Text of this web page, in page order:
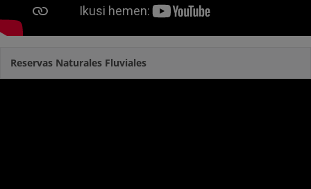
Reservas Naturales Fluviales